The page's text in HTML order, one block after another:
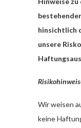
hinsichtlich
unsere
Wir weisen
keine